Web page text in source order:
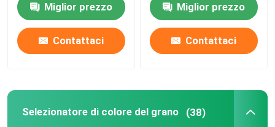
Miglior prezzo
Contattaci
Miglior prezzo
Contattaci
Selezionatore di colore del grano (38)